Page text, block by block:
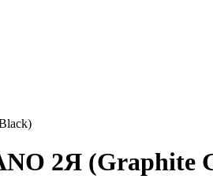
2Я (Graphite